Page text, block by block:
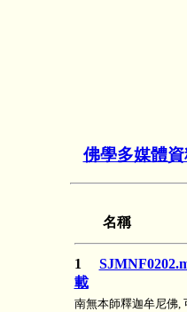
佛學多媒體
名稱
1
載
南無本師釋迦牟尼佛,